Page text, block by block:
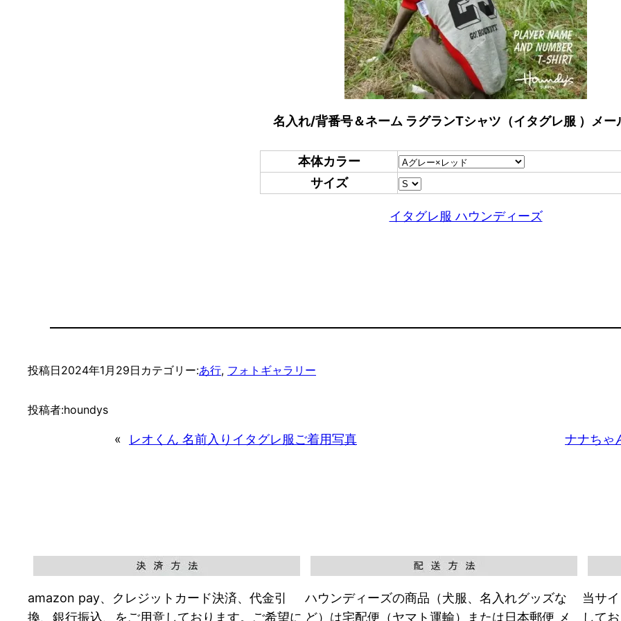
名入れ/背番号＆ネーム ラグランTシャツ（イタグレ服 ）メー
本体カラー
サイズ
イタグレ服 ハウンディーズ
投稿日2024年1月29日 カテゴリー:あ行, フォトギャラリー
投稿者:houndys
« レオくん 名前入りイタグレ服ご着用写真 ナナちゃ
amazon pay、クレジットカード決済、代金引
換、銀行振込、をご用意しております。ご希望に
ハウンディーズの商品（犬服、名入れグッズな
ど）は宅配便（ヤマト運輸）または日本郵便 メ
当サ
して